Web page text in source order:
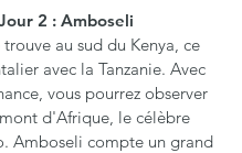
2 : Amboseli
au sud du Kenya, ce
avec la Tanzanie. Avec
vous pourrez observer
d'Afrique, le célèbre
Amboseli compte un grand